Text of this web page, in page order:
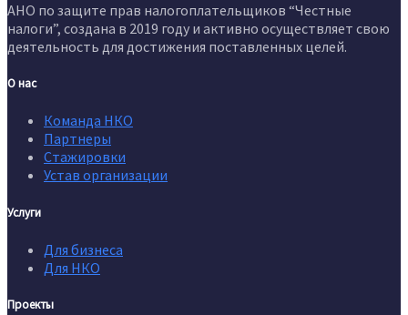
АНО по защите прав налогоплательщиков “Честные
налоги”, создана в 2019 году и активно осуществляет свою
деятельность для достижения поставленных целей.
О нас
Команда НКО
Партнеры
Стажировки
Устав организации
Услуги
Для бизнеса
Для НКО
Проекты